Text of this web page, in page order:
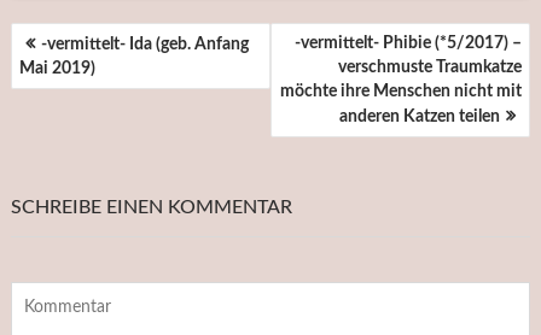
BEITRAGSNAVIGATION
-vermittelt- Ida (geb. Anfang
Mai 2019)
-vermittelt- Phibie (*5/2017) –
verschmuste Traumkatze
möchte ihre Menschen nicht mit
anderen Katzen teilen
SCHREIBE EINEN KOMMENTAR